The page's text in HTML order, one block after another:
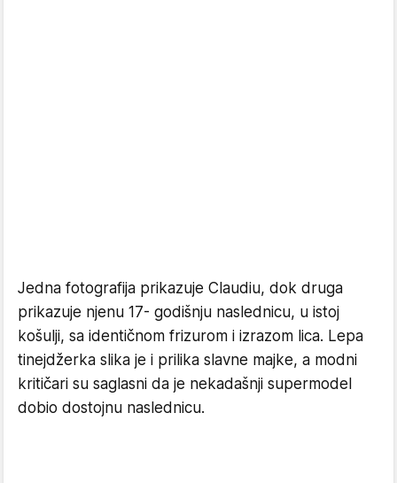
Jedna fotografija prikazuje Claudiu, dok druga
prikazuje njenu 17- godišnju naslednicu, u istoj
košulji, sa identičnom frizurom i izrazom lica. Lepa
tinejdžerka slika je i prilika slavne majke, a modni
kritičari su saglasni da je nekadašnji supermodel
dobio dostojnu naslednicu.